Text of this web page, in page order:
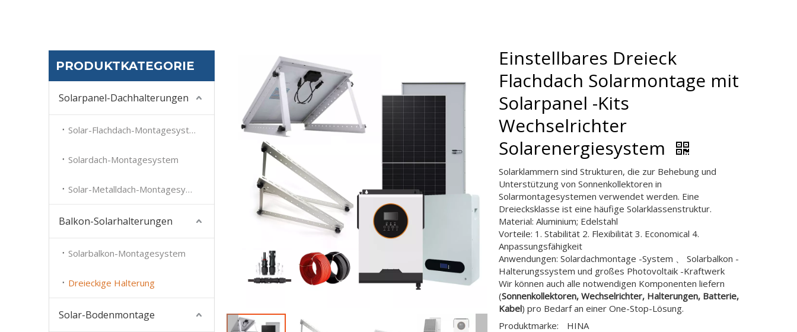
PRODUKTKATEGORIE
Solarpanel-Dachhalterungen
Solar-Flachdach-Montagesystem
Solardach-Montagesystem
Solar-Metalldach-Montagesystem
Balkon-Solarhalterungen
Solarbalkon-Montagesystem
Dreieckige Halterung
Solar-Bodenmontage
Einstellbares Dreieck
Flachdach Solarmontage mit
Solarpanel -Kits
Wechselrichter
Solarenergiesystem
Solarklammern sind Strukturen, die zur Behebung und
Unterstützung von Sonnenkollektoren in
Solarmontagesystemen verwendet werden. Eine
Dreiecksklasse ist eine häufige Solarklassenstruktur.
Material: Aluminium; Edelstahl
Vorteile: 1. Stabilität 2. Flexibilität 3. Economical 4.
Anpassungsfähigkeit
Anwendungen: Solardachmontage -System 、 Solarbalkon -
Halterungssystem und großes Photovoltaik -Kraftwerk
Wir können auch alle notwendigen Komponenten liefern
(Sonnenkollektoren, Wechselrichter, Halterungen, Batterie,
Kabel) pro Bedarf an einer One-Stop-Lösung.
Produktmarke:
HINA